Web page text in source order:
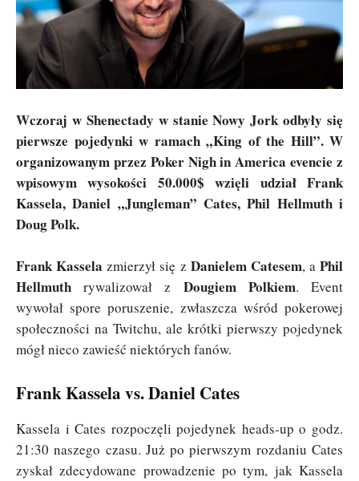
Wczoraj w Shenectady w stanie Nowy Jork odbyły się
pierwsze pojedynki w ramach „King of the Hill”. W
organizowanym przez Poker Nigh in America evencie z
wpisowym wysokości 50.000$ wzięli udział Frank
Kassela, Daniel „Jungleman” Cates, Phil Hellmuth i
Doug Polk.
Frank Kassela zmierzył się z Danielem Catesem, a Phil
Hellmuth rywalizował z Dougiem Polkiem. Event
wywołał spore poruszenie, zwłaszcza wśród pokerowej
społeczności na Twitchu, ale krótki pierwszy pojedynek
mógł nieco zawieść niektórych fanów.
Frank Kassela vs. Daniel Cates
Kassela i Cates rozpoczęli pojedynek heads-up o godz.
21:30 naszego czasu. Już po pierwszym rozdaniu Cates
zyskał zdecydowane prowadzenie po tym, jak Kassela